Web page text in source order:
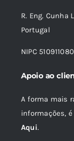
R. Eng. Cunha
Portugal
NIPC 510911080
Apoio ao
A forma mais
informações,
Aqui.